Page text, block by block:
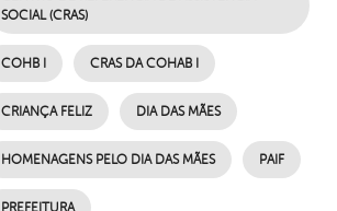
SOCIAL (CRAS)
COHB I CRAS DA COHAB I
CRIANÇA FELIZ DIA DAS MÃES
HOMENAGENS PELO DIA DAS MÃES PAIF
PREFEITURA